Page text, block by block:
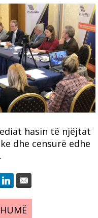
hasin të njëjtat
dhe censurë edhe